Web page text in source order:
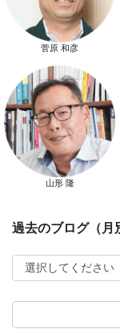
菅原 和彦
山形 隆